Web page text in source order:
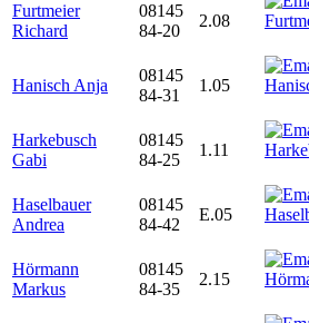
Furtmeier
Richard
08145
84-20
2.08
Hanisch Anja
08145
84-31
1.05
Harkebusch
Gabi
08145
84-25
1.11
Haselbauer
Andrea
08145
84-42
E.05
Hörmann
Markus
08145
84-35
2.15